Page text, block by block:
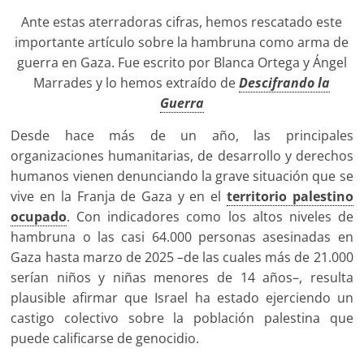
Ante estas aterradoras cifras, hemos rescatado este
importante artículo sobre la hambruna como arma de
guerra en Gaza. Fue escrito por Blanca Ortega y Ángel
Marrades y lo hemos extraído deDescifrando la
Guerra
Desde hace más de un año, las principales
organizaciones humanitarias, de desarrollo y derechos
humanos vienen denunciando la grave situación que se
vive en la Franja de Gaza y en el territorio palestino
ocupado. Con indicadores como los altos niveles de
hambruna o las casi 64.000 personas asesinadas en
Gaza hasta marzo de 2025 –de las cuales más de 21.000
serían niños y niñas menores de 14 años–, resulta
plausible afirmar que Israel ha estado ejerciendo un
castigo colectivo sobre la población palestina que
puede calificarse de genocidio.